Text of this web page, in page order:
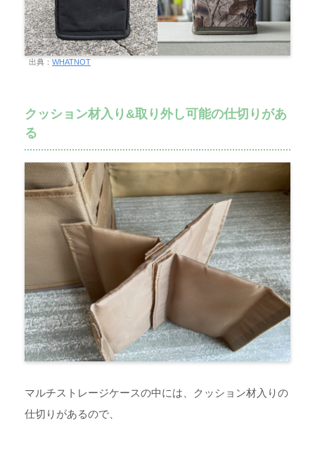
出典： WHATNOT
クッション材入り&取り外し可能の仕切りがあ
る
マルチストレージケースの中には、クッション材入りの
仕切りがあるので、